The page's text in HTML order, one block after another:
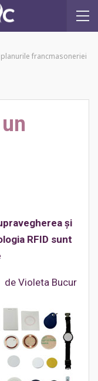
planurile francmasoneriei
şi
RFID sunt
de Violeta Bucur